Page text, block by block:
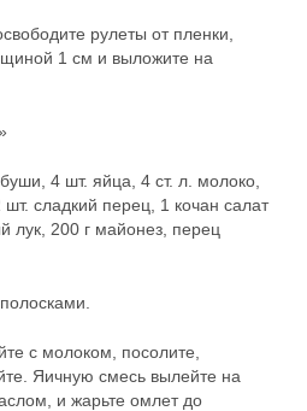
рулеты от пленки,
1 см и выложите на
4 шт. яйца, 4 ст. л. молоко,
сладкий перец, 1 кочан салат
лук, 200 г майонез, перец
с молоком, посолите,
Яичную смесь вылейте на
и жарьте омлет до